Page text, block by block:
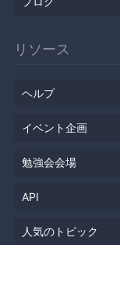
リソース
ヘルプ
イベント企画
勉強会会場
API
人気のトピック